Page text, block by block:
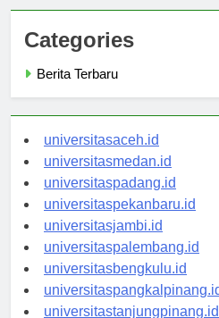
Categories
universitasaceh.id
universitasmedan.id
universitaspadang.id
universitaspekanbaru.id
universitasjambi.id
universitaspalembang.id
universitasbengkulu.id
universitaspangkalpinang.id